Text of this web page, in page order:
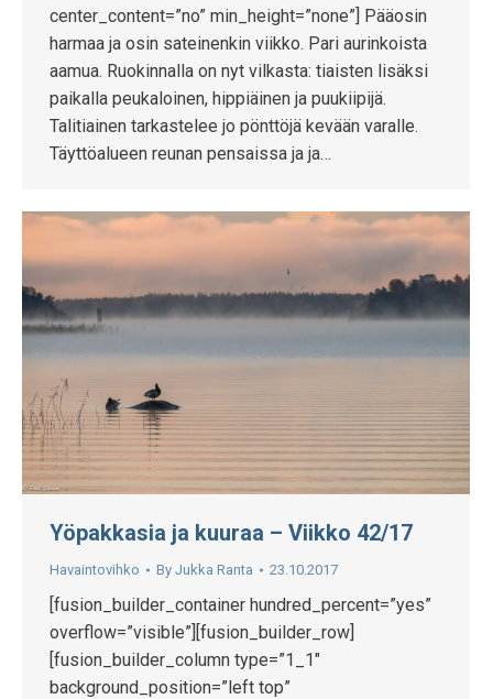
center_content=”no” min_height=”none”] Pääosin
harmaa ja osin sateinenkin viikko. Pari aurinkoista
aamua. Ruokinnalla on nyt vilkasta: tiaisten lisäksi
paikalla peukaloinen, hippiäinen ja puukiipijä.
Talitiainen tarkastelee jo pönttöjä kevään varalle.
Täyttöalueen reunan pensaissa ja ja…
Yöpakkasia ja kuuraa – Viikko 42/17
Havaintovihko By Jukka Ranta 23.10.2017
[fusion_builder_container hundred_percent=”yes”
overflow=”visible”][fusion_builder_row]
[fusion_builder_column type=”1_1″
background_position=”left top”